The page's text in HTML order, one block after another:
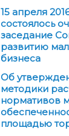
15 апреля
состоялось
заседание
развитию
бизнеса
Об
методики
нормативов
площадью